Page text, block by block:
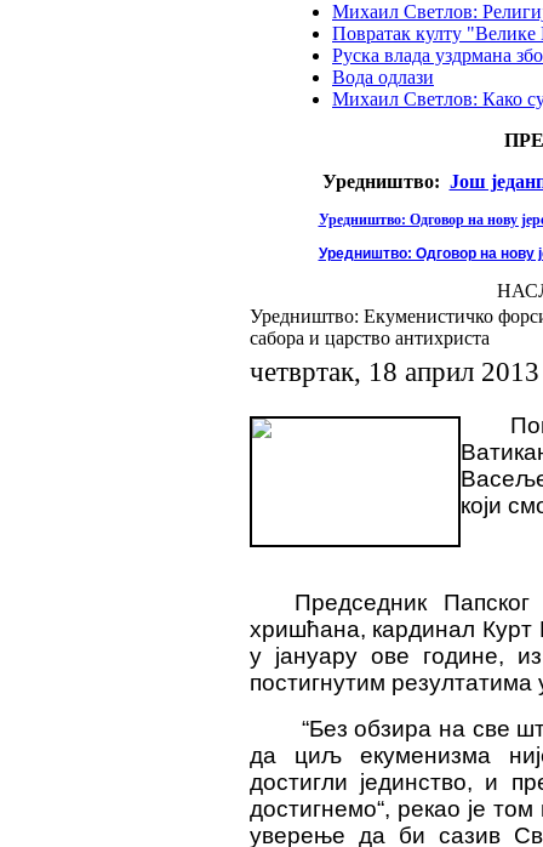
Михаил Светлов:
Повратак култу "Велике
Руска влада уздрмана
Вода одлази
Михаил Светлов: Како
Уредништво: Још
Уредништво: Одговор на нову
Уредништво: Одговор на нову
Уредништво: Екуменистичко
сабора и царство антихриста
четвртак, 18 април 2013
који
Председник
хришћана, кардинал Курт
у јануару ове године,
постигнутим резултатима
“Без обзира на све
да циљ екуменизма
достигли јединство, и
достигнемо“, рекао је
уверење да би сазив